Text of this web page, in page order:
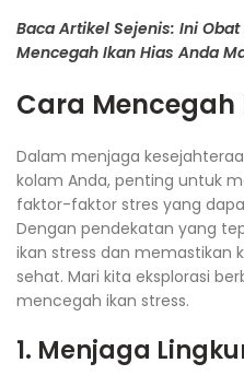
Baca Artikel Sejenis: Ini
Mencegah Ikan Hias Anda
Cara Mencegah
Dalam menjaga
kolam Anda, penting untuk
faktor-faktor stres yang
Dengan pendekatan yang
ikan stress dan memastikan
sehat. Mari kita eksplorasi
mencegah ikan stress.
1. Menjaga